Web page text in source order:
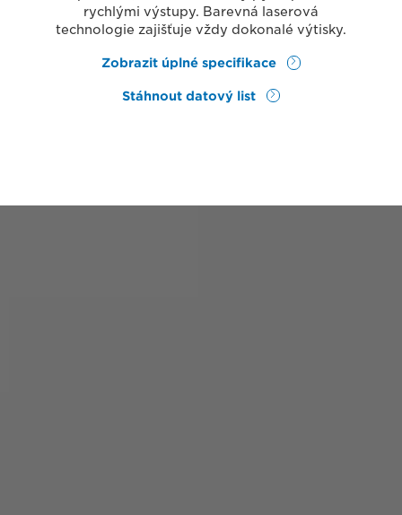
rychlými výstupy. Barevná laserová
technologie zajišťuje vždy dokonalé výtisky.
Zobrazit úplné specifikace
Stáhnout datový list